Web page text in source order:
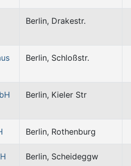
Berlin, Drakestr.
Berlin, Schloßstr.
Berlin, Kieler Str
Berlin, Rothenburg
Berlin, Scheideggw